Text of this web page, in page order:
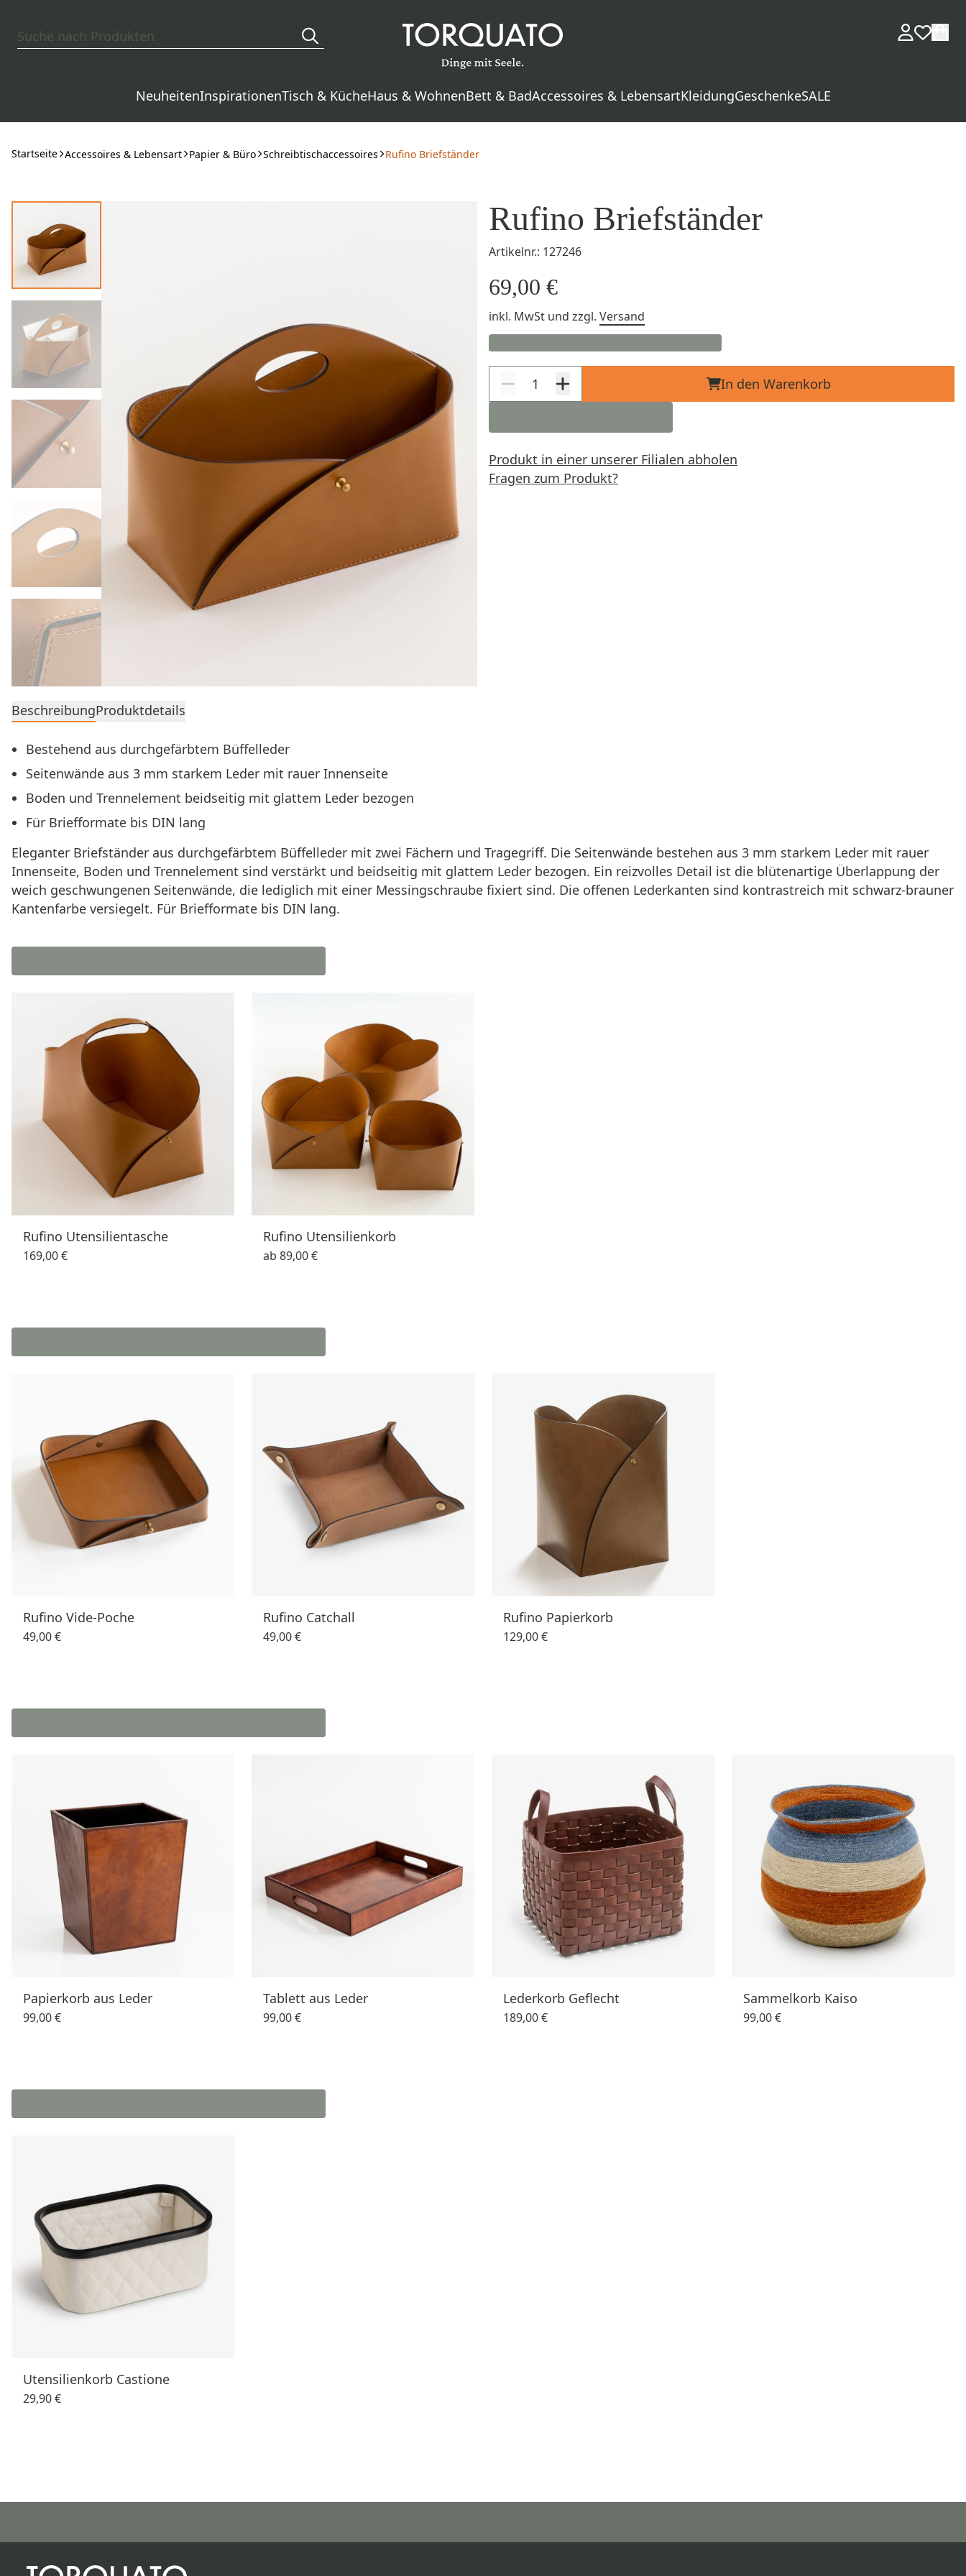
NeuheitenInspirationenTisch & KücheHaus & WohnenBett & BadAccessoires & LebensartKleidungGeschenkeSALE
Startseite Accessoires & Lebensart Papier & Büro Schreibtischaccessoires Rufino Briefständer
Rufino Briefständer
Artikelnr.: 127246
69,00 €
inkl. MwSt und zzgl. Versand
In den Warenkorb
Produkt in einer unserer Filialen abholen
Fragen zum Produkt?
BeschreibungProduktdetails
Bestehend aus durchgefärbtem Büffelleder
Seitenwände aus 3 mm starkem Leder mit rauer Innenseite
Boden und Trennelement beidseitig mit glattem Leder bezogen
Für Briefformate bis DIN lang
Eleganter Briefständer aus durchgefärbtem Büffelleder mit zwei Fächern und Tragegriff. Die Seitenwände bestehen aus 3 mm starkem Leder mit rauer
Innenseite, Boden und Trennelement sind verstärkt und beidseitig mit glattem Leder bezogen. Ein reizvolles Detail ist die blütenartige Überlappung der
weich geschwungenen Seitenwände, die lediglich mit einer Messingschraube fixiert sind. Die offenen Lederkanten sind kontrastreich mit schwarz-brauner
Kantenfarbe versiegelt. Für Briefformate bis DIN lang.
Rufino Utensilientasche
169,00 €
Rufino Utensilienkorb
ab 89,00 €
Rufino Vide-Poche
49,00 €
Rufino Catchall
49,00 €
Rufino Papierkorb
129,00 €
Papierkorb aus Leder
99,00 €
Tablett aus Leder
99,00 €
Lederkorb Geflecht
189,00 €
Sammelkorb Kaiso
99,00 €
Utensilienkorb Castione
29,90 €